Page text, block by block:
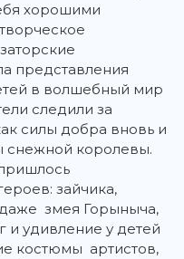
хорошими
представления
в волшебный мир
следили за
силы добра вновь и
снежной королевы.
зайчика,
змея Горыныча,
и удивление у детей
костюмы артистов,